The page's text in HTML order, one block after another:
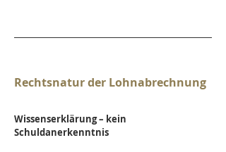
Rechtsnatur der Lohnabrechnung
Wissenserklärung – kein
Schuldanerkenntnis